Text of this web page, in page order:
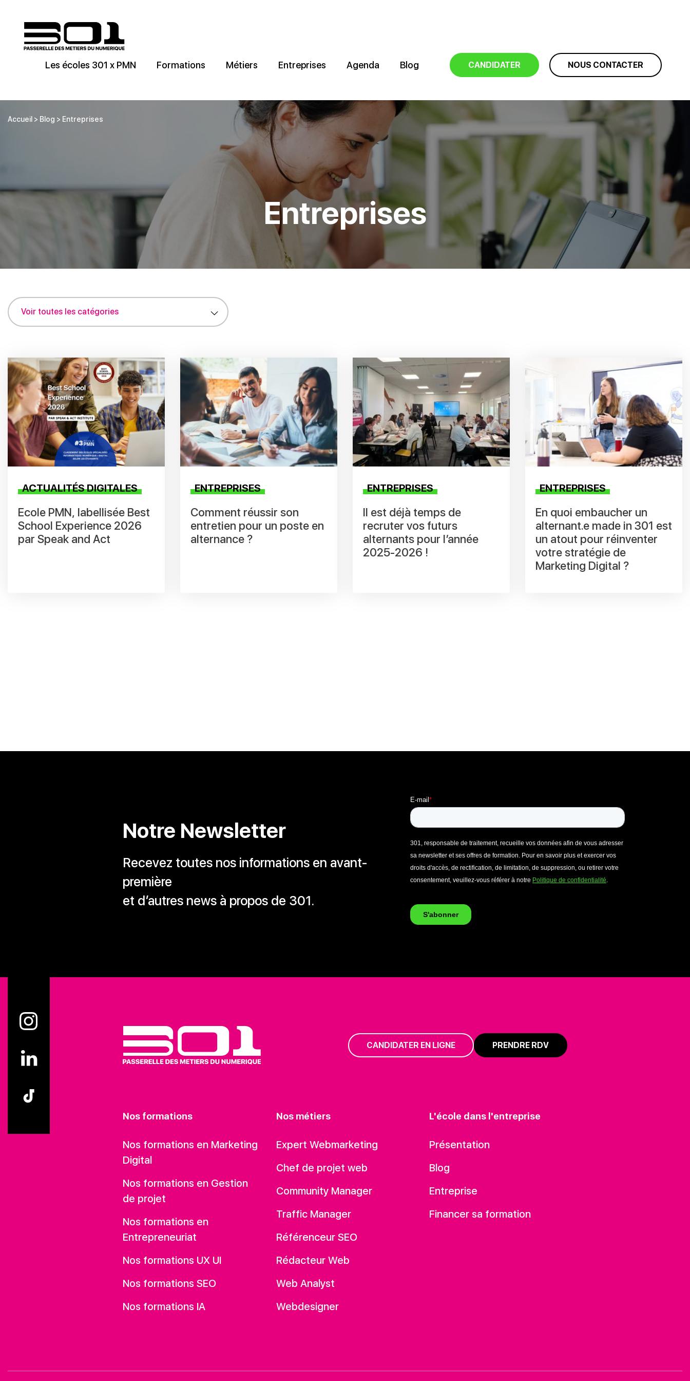
Les écoles 301 x PMN Formations Métiers Entreprises Agenda Blog CANDIDATER NOUS CONTACTER
Accueil > Blog > Entreprises
Entreprises
Voir toutes les catégories
ACTUALITÉS DIGITALES
Ecole PMN, labellisée Best
School Experience 2026
par Speak and Act
ENTREPRISES
Comment réussir son
entretien pour un poste en
alternance ?
ENTREPRISES
Il est déjà temps de
recruter vos futurs
alternants pour l’année
2025-2026 !
ENTREPRISES
En quoi embaucher un
alternant.e made in 301 est
un atout pour réinventer
votre stratégie de
Marketing Digital ?
Notre Newsletter
Recevez toutes nos informations en avant-
première
et d’autres news à propos de 301.
CANDIDATER EN LIGNE PRENDRE RDV
Nos formations
Nos formations en Marketing
Digital
Nos formations en Gestion
de projet
Nos formations en
Entrepreneuriat
Nos formations UX UI
Nos formations SEO
Nos formations IA
Nos métiers
Expert Webmarketing
Chef de projet web
Community Manager
Traffic Manager
Référenceur SEO
Rédacteur Web
Web Analyst
Webdesigner
L'école dans l'entreprise
Présentation
Blog
Entreprise
Financer sa formation